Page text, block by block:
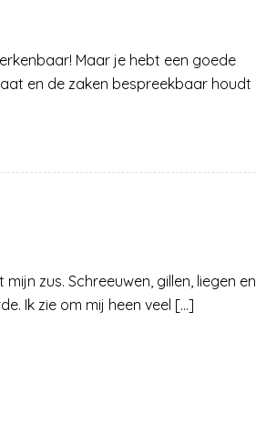
Maar je hebt een goede
en de zaken bespreekbaar houdt
zus. Schreeuwen, gillen, liegen en
Ik zie om mij heen veel […]